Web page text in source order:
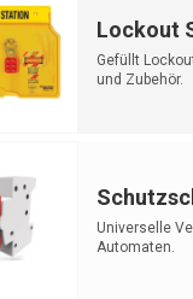
Lockout
Gefüllt
und Zubehör.
Universelle
Automaten.